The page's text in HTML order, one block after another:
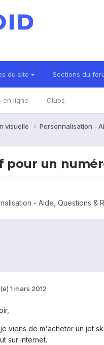
du site Sections du
en ligne Clubs
visuelle Personnalisation -
pour un
- Aide, Questions &
1 mars 2012
viens de m'acheter un jet
sur internet.